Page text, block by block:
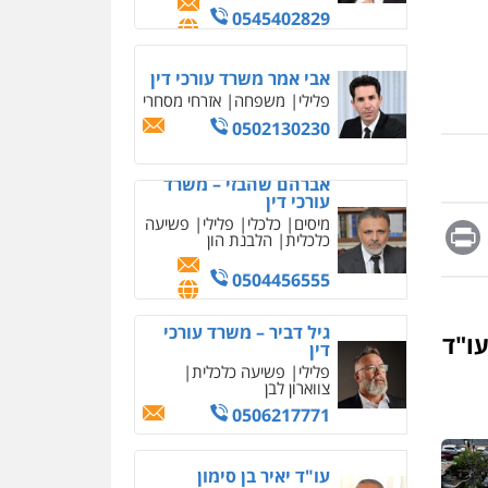
Message
Print
אברהם שהבזי – משרד
מיסים כלכלי פלילי פשיעה
כלכלית הלבנת הון
גיל דביר – משרד עורכי
דין
פלילי פשיעה כלכלית
צווארון לבן
0506217771
עו"ד יאיר בן סימון
פלילי תעבורה אזרחי
נזיקין ביטוח
0505719060
חנא בולוס – משרד עורכי
מחיקת כתבות מגוגל
ודחיקת אזכורים שליליים
שירותים מקצועיים לעורכי
0522508109
אחסון אתרים
מהירות הגנה גיבוי
תמיכה שירותים מקצועיים
לעורכי דין
מרכז התחלה חדשה
אסירים עבירות מין
שירותים מקצועיים לעורכי
דין
0544500346
מאיה בלום, עו"ס,
טיפול ושיקום
טיפול בהתמכרויות
שירותים מקצועיים לעורכי